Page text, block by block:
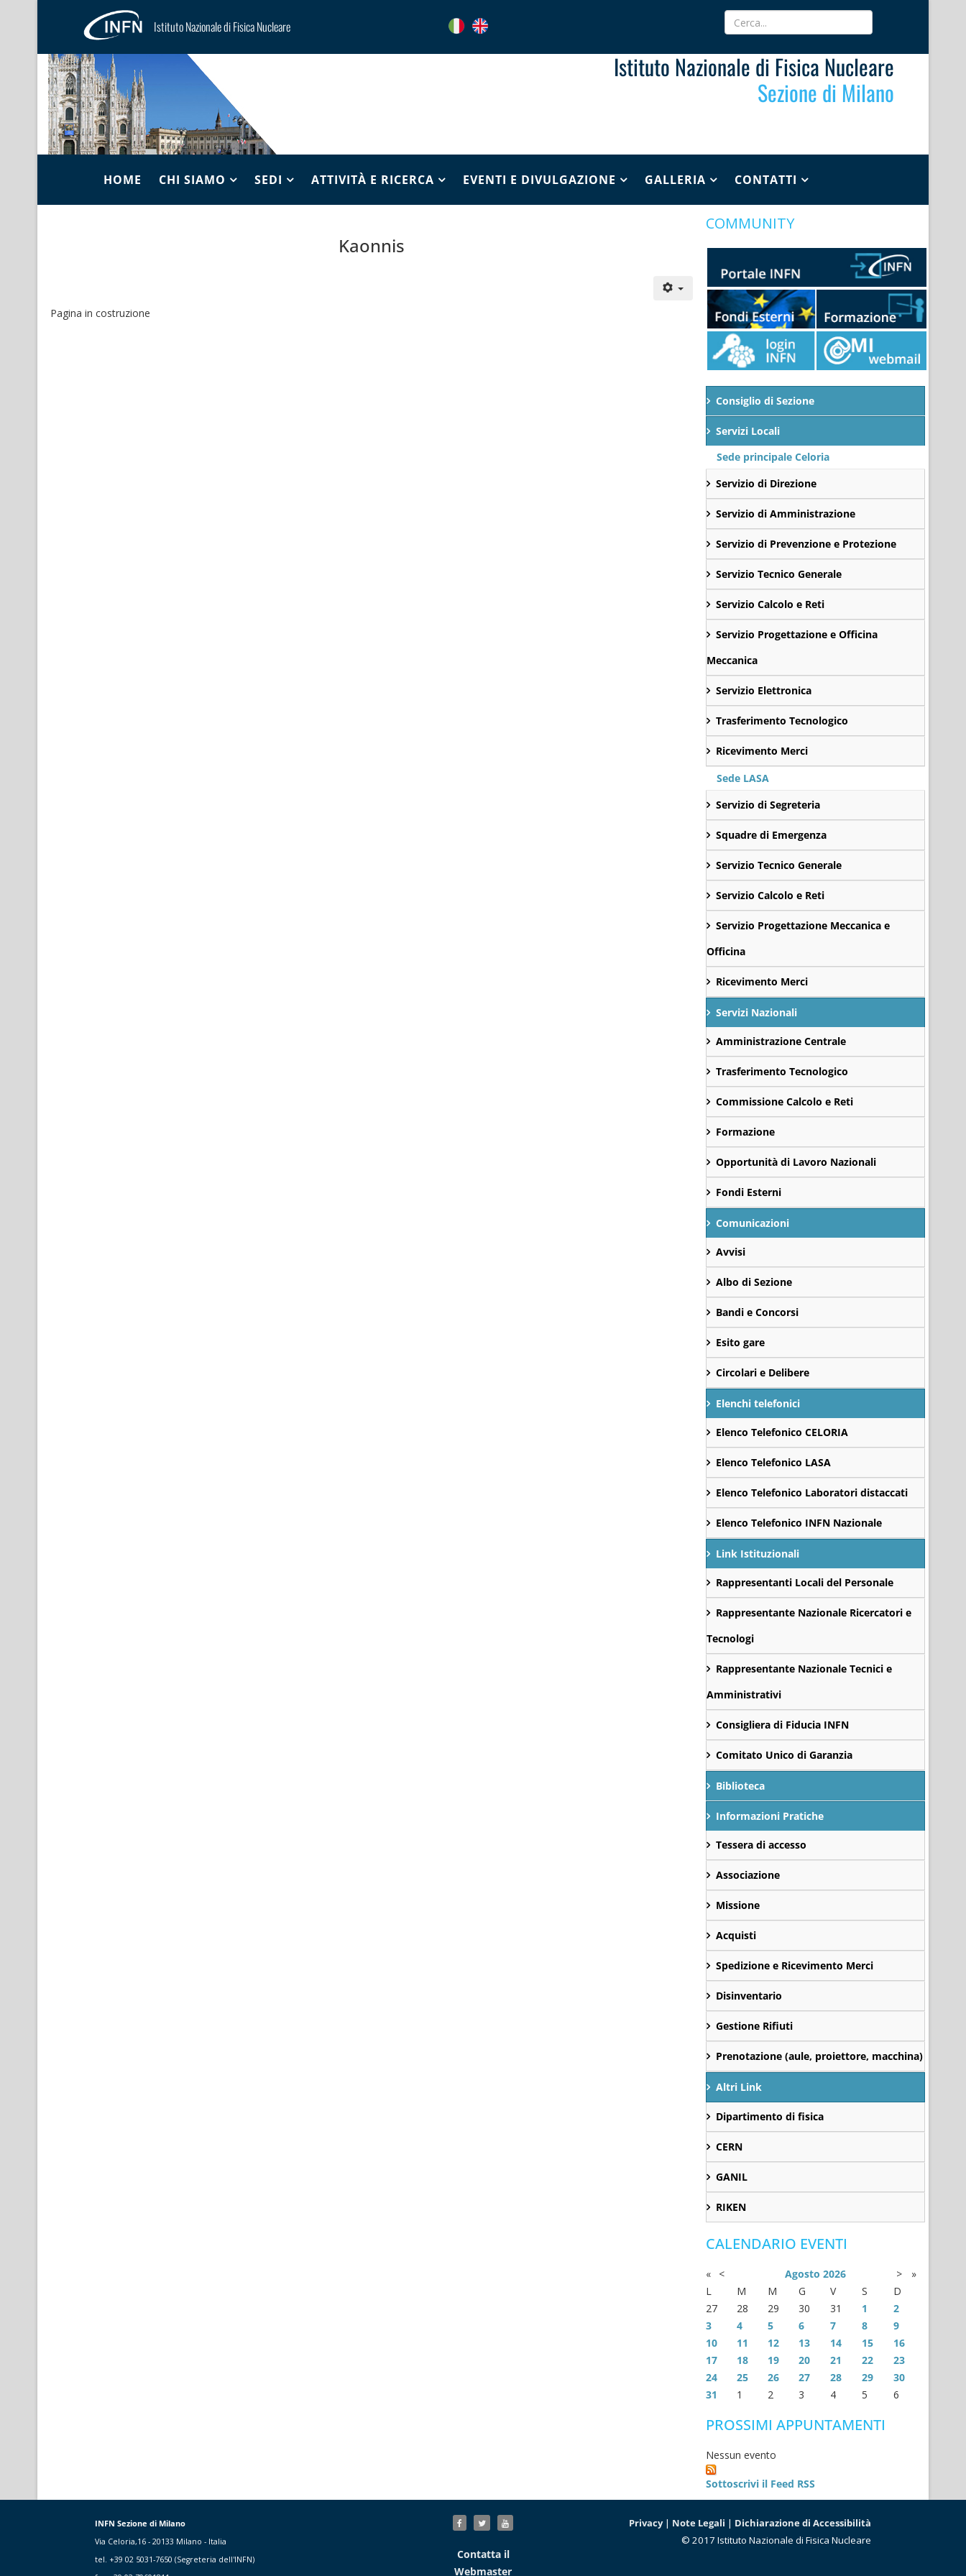
Istituto Nazionale di Fisica Nucleare
Istituto Nazionale di Fisica Nucleare
Sezione di Milano
HOME CHI SIAMO SEDI ATTIVITÀ E RICERCA EVENTI E DIVULGAZIONE GALLERIA CONTATTI
Kaonnis
Pagina in costruzione
COMMUNITY
Consiglio di Sezione
Servizi Locali
Sede principale Celoria
Servizio di Direzione
Servizio di Amministrazione
Servizio di Prevenzione e Protezione
Servizio Tecnico Generale
Servizio Calcolo e Reti
Servizio Progettazione e Officina
Meccanica
Servizio Elettronica
Trasferimento Tecnologico
Ricevimento Merci
Sede LASA
Servizio di Segreteria
Squadre di Emergenza
Servizio Tecnico Generale
Servizio Calcolo e Reti
Servizio Progettazione Meccanica e
Officina
Ricevimento Merci
Servizi Nazionali
Amministrazione Centrale
Trasferimento Tecnologico
Commissione Calcolo e Reti
Formazione
Opportunità di Lavoro Nazionali
Fondi Esterni
Comunicazioni
Avvisi
Albo di Sezione
Bandi e Concorsi
Esito gare
Circolari e Delibere
Elenchi telefonici
Elenco Telefonico CELORIA
Elenco Telefonico LASA
Elenco Telefonico Laboratori distaccati
Elenco Telefonico INFN Nazionale
Link Istituzionali
Rappresentanti Locali del Personale
Rappresentante Nazionale Ricercatori e
Tecnologi
Rappresentante Nazionale Tecnici e
Amministrativi
Consigliera di Fiducia INFN
Comitato Unico di Garanzia
Biblioteca
Informazioni Pratiche
Tessera di accesso
Associazione
Missione
Acquisti
Spedizione e Ricevimento Merci
Disinventario
Gestione Rifiuti
Prenotazione (aule, proiettore, macchina)
Altri Link
Dipartimento di fisica
CERN
GANIL
RIKEN
CALENDARIO EVENTI
« < Agosto 2026 >
»
L
M M G V S
D
27
28 29 30 31 1
2
3
4 5 6 7 8
9
10
11 12 13 14 15
16
17
18 19 20 21 22
23
24
25 26 27 28 29
30
31
1 2 3 4 5 6
PROSSIMI APPUNTAMENTI
Nessun evento
Sottoscrivi il Feed RSS
INFN Sezione di Milano
Via Celoria,16 - 20133 Milano - Italia
tel. +39 02 5031-7650 (Segreteria dell'INFN)
Contatta il
Webmaster
Privacy| Note Legali | Dichiarazione di Accessibilità
© 2017 Istituto Nazionale di Fisica Nucleare